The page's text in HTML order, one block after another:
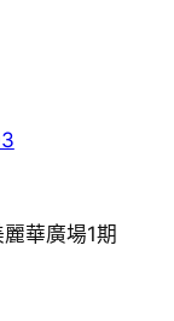
華廣場1期